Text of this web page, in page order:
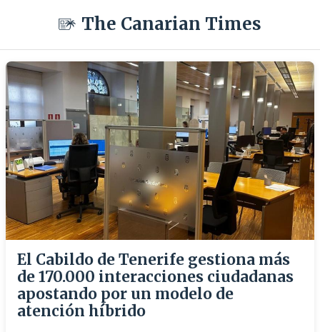
The Canarian Times
El Cabildo de Tenerife gestiona más
de 170.000 interacciones ciudadanas
apostando por un modelo de
atención híbrido